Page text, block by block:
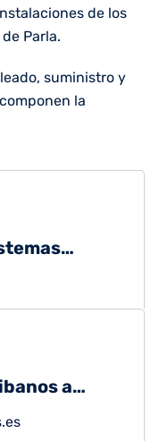
de los
Parla.
suministro y
la
a…